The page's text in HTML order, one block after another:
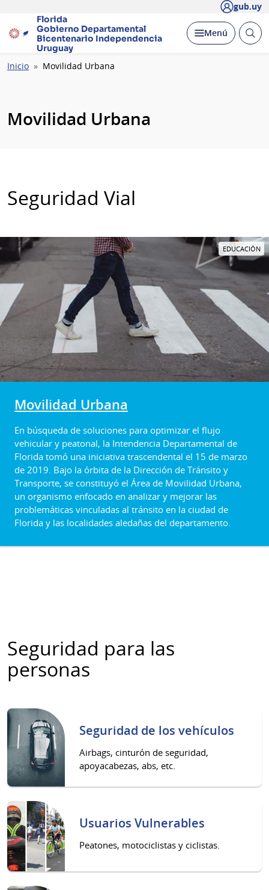
gub.uy
Florida
Gobierno Departamental
Bicentenario Independencia
Uruguay
Desplegar
Menú Abrir
Ruta
Inicio Movilidad Urbana
Movilidad Urbana
Seguridad Vial
EDUCACIÓN
Movilidad Urbana
En búsqueda de soluciones para optimizar el flujo
vehicular y peatonal, la Intendencia Departamental de
Florida tomó una iniciativa trascendental el 15 de marzo
de 2019. Bajo la órbita de la Dirección de Tránsito y
Transporte, se constituyó el Área de Movilidad Urbana,
un organismo enfocado en analizar y mejorar las
problemáticas vinculadas al tránsito en la ciudad de
Florida y las localidades aledañas del departamento.
Seguridad para las
personas
Seguridad de los vehículos
Airbags, cinturón de seguridad,
apoyacabezas, abs, etc.
Usuarios Vulnerables
Peatones, motociclistas y ciclistas.